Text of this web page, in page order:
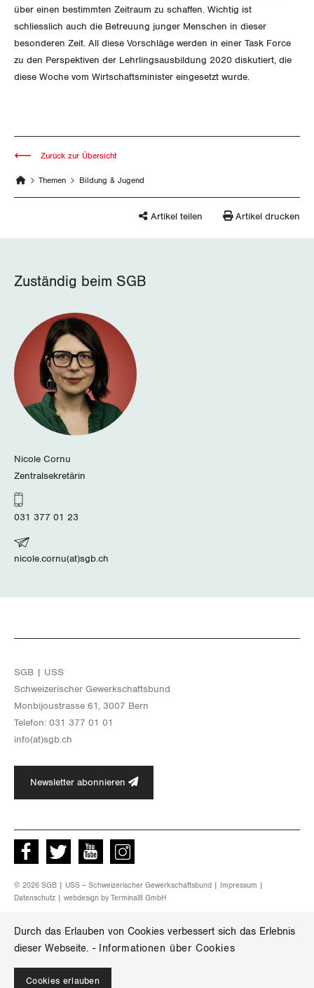
Durch das Erlauben von Cookies verbessert sich das Erlebnis
dieser Webseite. - Informationen über Cookies
Cookies erlauben
über einen bestimmten Zeitraum zu schaffen. Wichtig ist
schliesslich auch die Betreuung junger Menschen in dieser
besonderen Zeit. All diese Vorschläge werden in einer Task Force
zu den Perspektiven der Lehrlingsausbildung 2020 diskutiert, die
diese Woche vom Wirtschaftsminister eingesetzt wurde.
Themen Bildung & Jugend
Zurück zur Übersicht
Artikel teilen Artikel drucken
Zuständig beim SGB
Nicole Cornu
Zentralsekretärin
031 377 01 23
nicole.cornu(at)sgb.ch
SGB | USS
Schwei­ze­ri­scher Ge­werk­schafts­bund
Mon­bi­joustras­se 61, 3007 Bern
Te­le­fon: 031 377 01 01
info(at)​sgb.​ch
Newsletter abonnieren
Facebook Twitter Youtube instagram
© 2026 SGB | USS – Schweizerischer Gewerkschaftsbund | Impressum
Datenschutz | webdesign by Terminal8 GmbH